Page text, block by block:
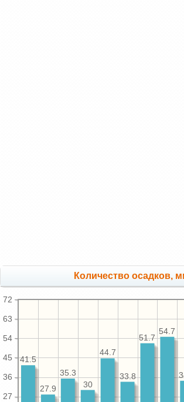
Количество осадков,
27
36
45
54
63
72
54.7
51.7
33.8
44.7
30
35.3
27.9
41.5